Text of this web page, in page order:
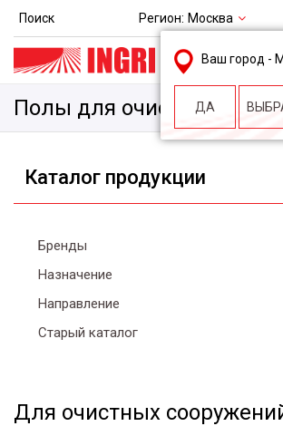
Поиск Регион: Москва
Ваш город -
ДА
msk@ingri.ru
пн. – пт.: 9.00-
Полы для очистных
Каталог продукции
Бренды
Назначение
Направление
Старый каталог
Для очистных